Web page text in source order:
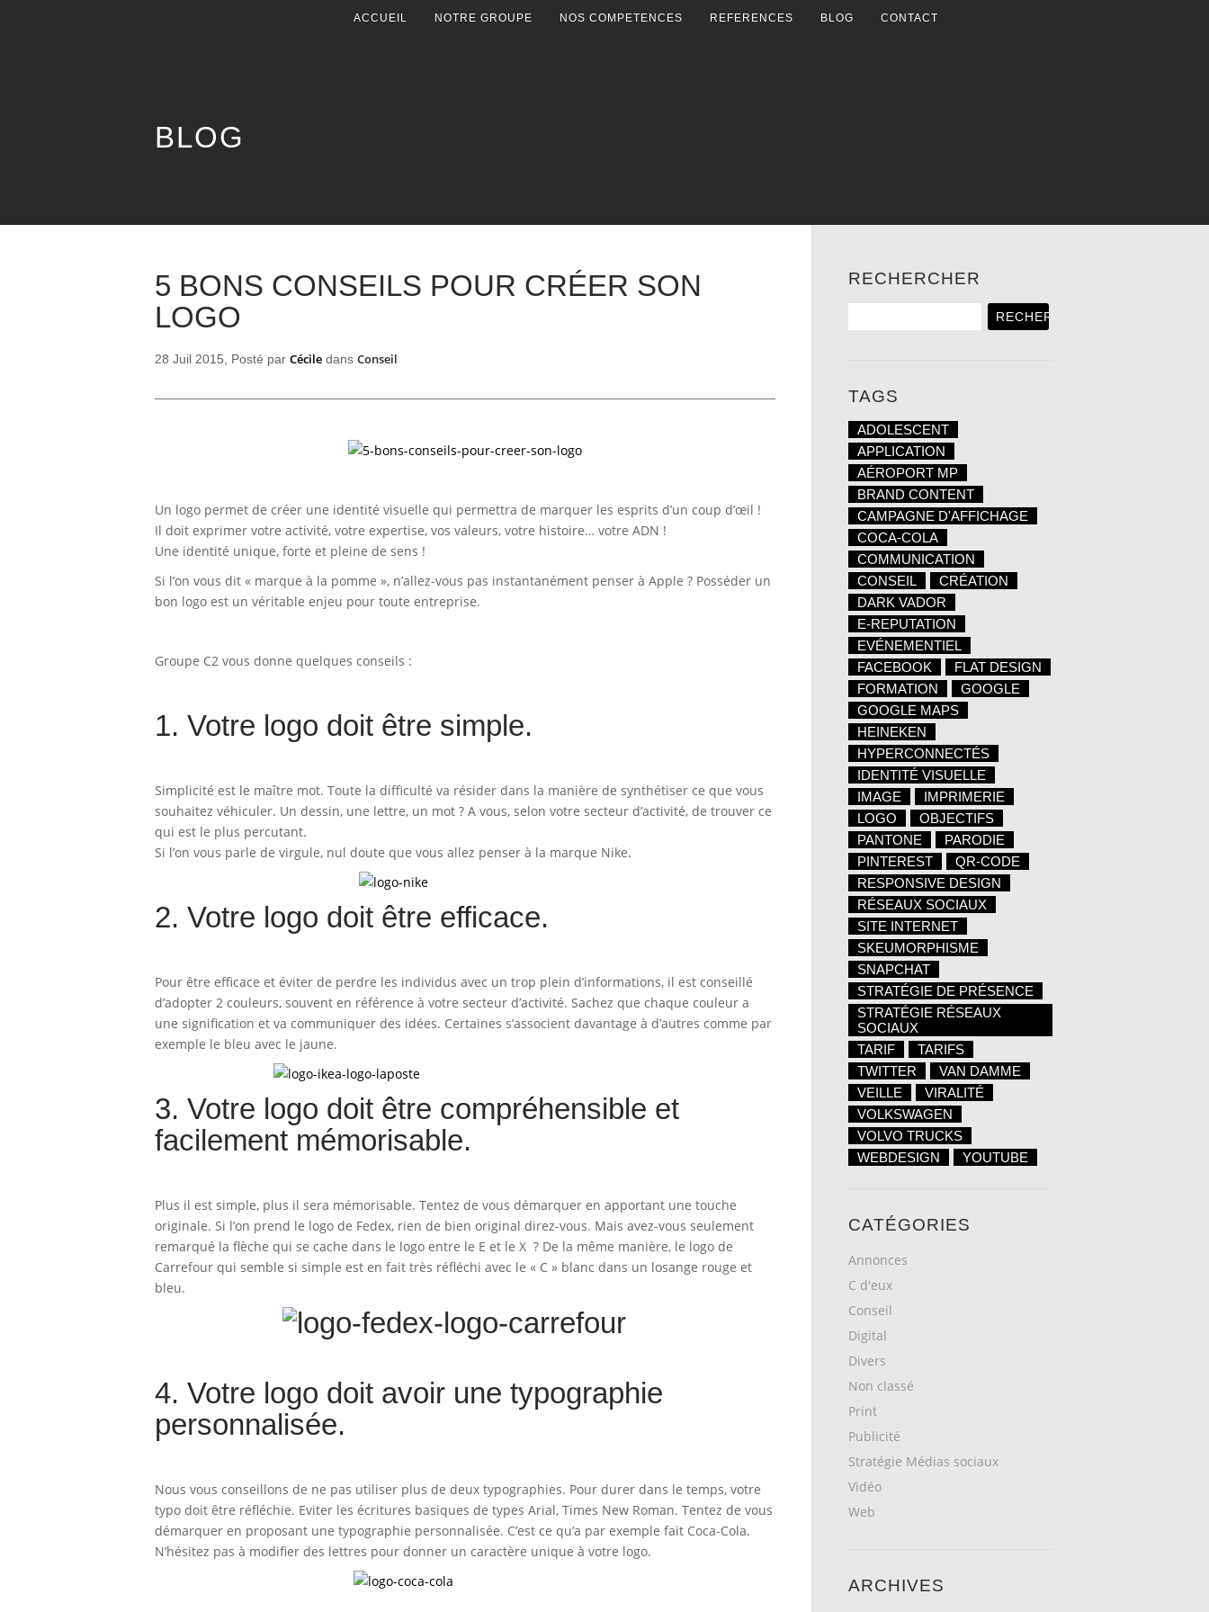
ACCUEIL NOTRE GROUPE NOS COMPETENCES REFERENCES BLOG CONTACT
BLOG
5 BONS CONSEILS POUR CRÉER SON
LOGO
28 Juil 2015, Posté par Cécile dans Conseil
Un logo permet de créer une identité visuelle qui permettra de marquer les esprits d’un coup d’œil !
Il doit exprimer votre activité, votre expertise, vos valeurs, votre histoire… votre ADN !
Une identité unique, forte et pleine de sens !
Si l’on vous dit « marque à la pomme », n’allez-vous pas instantanément penser à Apple ? Posséder un
bon logo est un véritable enjeu pour toute entreprise.
Groupe C2 vous donne quelques conseils :
1. Votre logo doit être simple.
Simplicité est le maître mot. Toute la difficulté va résider dans la manière de synthétiser ce que vous
souhaitez véhiculer. Un dessin, une lettre, un mot ? A vous, selon votre secteur d’activité, de trouver ce
qui est le plus percutant.
Si l’on vous parle de virgule, nul doute que vous allez penser à la marque Nike.
2. Votre logo doit être efficace.
Pour être efficace et éviter de perdre les individus avec un trop plein d’informations, il est conseillé
d’adopter 2 couleurs, souvent en référence à votre secteur d’activité. Sachez que chaque couleur a
une signification et va communiquer des idées. Certaines s’associent davantage à d’autres comme par
exemple le bleu avec le jaune.
3. Votre logo doit être compréhensible et
facilement mémorisable.
Plus il est simple, plus il sera mémorisable. Tentez de vous démarquer en apportant une touche
originale. Si l’on prend le logo de Fedex, rien de bien original direz-vous. Mais avez-vous seulement
remarqué la flèche qui se cache dans le logo entre le E et le X ? De la même manière, le logo de
Carrefour qui semble si simple est en fait très réfléchi avec le « C » blanc dans un losange rouge et
bleu.
4. Votre logo doit avoir une typographie
personnalisée.
Nous vous conseillons de ne pas utiliser plus de deux typographies. Pour durer dans le temps, votre
typo doit être réfléchie. Eviter les écritures basiques de types Arial, Times New Roman. Tentez de vous
démarquer en proposant une typographie personnalisée. C’est ce qu’a par exemple fait Coca-Cola.
N’hésitez pas à modifier des lettres pour donner un caractère unique à votre logo.
RECHERCHER
TAGS
ADOLESCENT
APPLICATION
AÉROPORT MP
BRAND CONTENT
CAMPAGNE D'AFFICHAGE
COCA-COLA
COMMUNICATION
CONSEIL
CRÉATION
DARK VADOR
E-REPUTATION
EVÉNEMENTIEL
FACEBOOK
FLAT DESIGN
FORMATION
GOOGLE
GOOGLE MAPS
HEINEKEN
HYPERCONNECTÉS
IDENTITÉ VISUELLE
IMAGE
IMPRIMERIE
LOGO
OBJECTIFS
PANTONE
PARODIE
PINTEREST
QR-CODE
RESPONSIVE DESIGN
RÉSEAUX SOCIAUX
SITE INTERNET
SKEUMORPHISME
SNAPCHAT
STRATÉGIE DE PRÉSENCE
STRATÉGIE RÉSEAUX
SOCIAUX
TARIF
TARIFS
TWITTER
VAN DAMME
VEILLE
VIRALITÉ
VOLKSWAGEN
VOLVO TRUCKS
WEBDESIGN
YOUTUBE
CATÉGORIES
Annonces
C d'eux
Conseil
Digital
Divers
Non classé
Print
Publicité
Stratégie Médias sociaux
Vidéo
Web
ARCHIVES